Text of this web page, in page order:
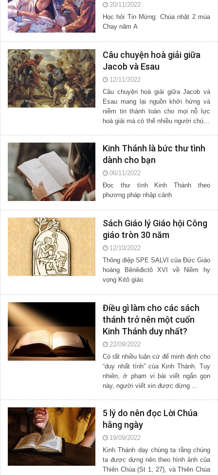
20/11/2022
Học hỏi Tin Mừng: Chúa nhật 2 mùa
Chay năm A
Câu chuyện hoà giải giữa
Jacob và Esau
12/11/2022
Câu chuyện hoà giải giữa Jacob và
Esau mang lại nguồn khởi hứng và
niềm tin thành toàn cho mọi nỗ lực
hoà giải mà có thể nhiều người chúng
Kinh Thánh là bức thư tình
dành cho bạn
06/11/2022
Đọc thư tình Kinh Thánh theo
phương pháp nhập cảnh
Sách Giáo lý Giáo hội Công
giáo tròn 30 năm
12/10/2022
Thông điệp SPE SALVI của Đức Giáo
hoàng Bênêđictô XVI về Niềm hy
vọng Kitô giáo
Điều gì làm cho các sách
thánh trở nên một cuốn
Kinh Thánh duy nhất?
22/09/2022
Có rất nhiều luận cứ để minh định cho
“duy nhất tính” của Kinh Thánh. Tuy
nhiên, ở phạm vi bài viết ngắn gọn
này, người viết xin được dừng ...
5 lý do nên đọc Lời Chúa
hằng ngày
19/09/2022
Kinh Thánh dạy chúng ta rằng chúng
ta được dựng nên theo hình ảnh của
Thiên Chúa (St 1, 27), và Thiên Chúa